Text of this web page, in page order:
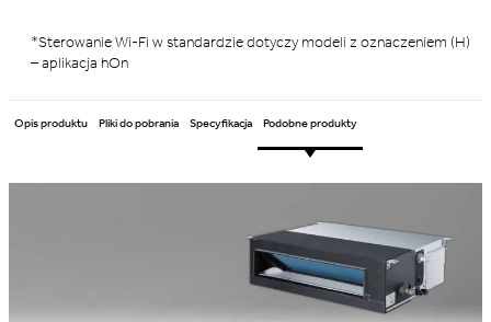
*Sterowanie Wi-Fi w standardzie dotyczy modeli z oznaczeniem (H)
– aplikacja hOn
Opis produktu Pliki do pobrania Specyfikacja Podobne produkty